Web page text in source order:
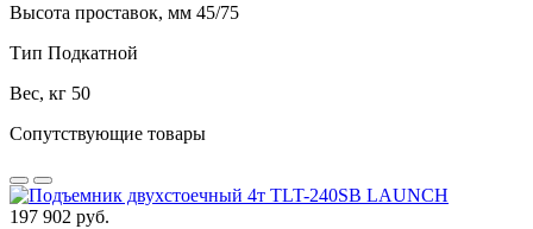
Высота проставок, мм 45/75
Тип Подкатной
Вес, кг 50
Сопутствующие товары
197 902 руб.